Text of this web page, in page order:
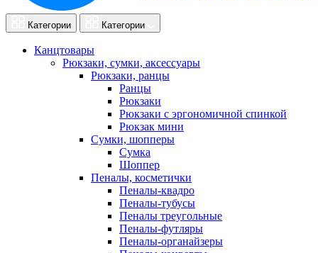
Категории Категории
Канцтовары
Рюкзаки, сумки, аксессуары
Рюкзаки, ранцы
Ранцы
Рюкзаки
Рюкзаки с эргономичной спинкой
Рюкзак мини
Сумки, шопперы
Сумка
Шоппер
Пеналы, косметички
Пеналы-квадро
Пеналы-тубусы
Пеналы треугольные
Пеналы-футляры
Пеналы-органайзеры